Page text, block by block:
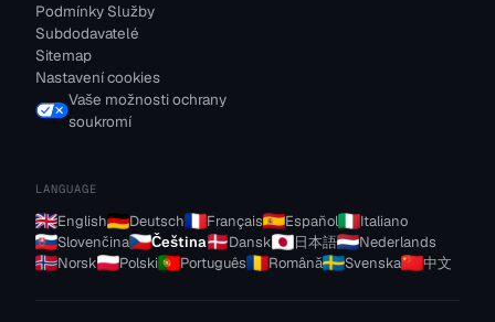
Podmínky Služby
Subdodavatelé
Sitemap
Nastavení cookies
Vaše možnosti ochrany
soukromí
LANGUAGE
English Deutsch Français Español
Italiano
Slovenčina
Čeština Dansk 日本語
Nederlands
Norsk
Polski Português Română Svenska 中文